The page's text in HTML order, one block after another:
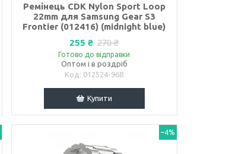
Ремінець CDK Nylon Sport Loop
22mm для Samsung Gear S3
Frontier (012416) (midnight blue)
255 ₴ 270 ₴
Готово до відправки
Оптом і в роздріб
012524-968
Купити
–4%